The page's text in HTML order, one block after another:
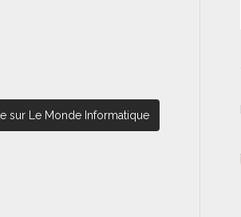
sur Le Monde Informatique